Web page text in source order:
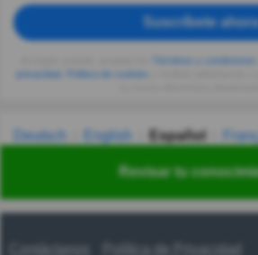
Revisar tu
Suscríbete
Deutsch English Español
Українська हिन्दी 한국
Contáctanos Política de Privacidad